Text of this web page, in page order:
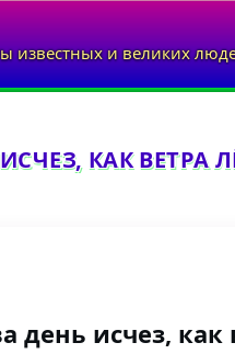
известных и великих
КАК ВЕТРА
день исчез, как